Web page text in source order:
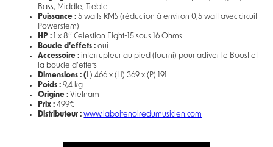
Bass, Middle, Treble
Puissance :5 watts RMS (réduction à environ 0,5 watt avec circuit
Powerstem)
HP :
1 x 8’’ Celestion Eight-15 sous 16 Ohms
Boucle d’effets :oui
Accessoire : interrupteur au pied (fourni) pour activer le Boost et
la boucle d’effets
Dimensions : ( L) 466 x (H) 369 x (P) 191
Poids :9,4 kg
Origine :Vietnam
Prix : 499€
Distributeur :www.laboitenoiredumusicien.com